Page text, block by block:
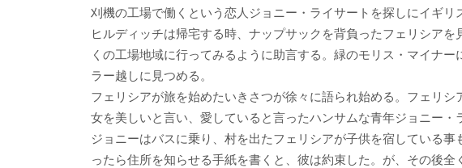
刈機の工場で働くという恋人ジョニー・ライサートを探しにイギ
ヒルディッチは帰宅する時、ナップサックを背負ったフェリシア
くの工場地域に行ってみるように助言する。緑のモリス・マイナ
ラー越しに見つめる。
フェリシアが旅を始めたいきさつが徐々に語られ始める。フェリ
女を美しいと言い、愛していると言ったハンサムな青年ジョニー・
ジョニーはバスに乗り、村を出たフェリシアが子供を宿している
ったら住所を知らせる手紙を書くと、彼は約束した。が、その後